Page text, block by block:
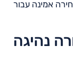
אמינה עבור
נהיגה